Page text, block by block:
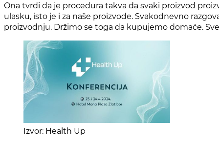
Ona tvrdi da je procedura takva da svaki proizvod
ulasku, isto je i za naše proizvode. Svakodnevno
proizvodnju. Držimo se toga da kupujemo domaće.
Izvor: Health Up